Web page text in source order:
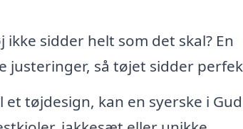
sidder helt som det skal? En
justeringer, så tøjet sidder
et tøjdesign, kan en syerske i